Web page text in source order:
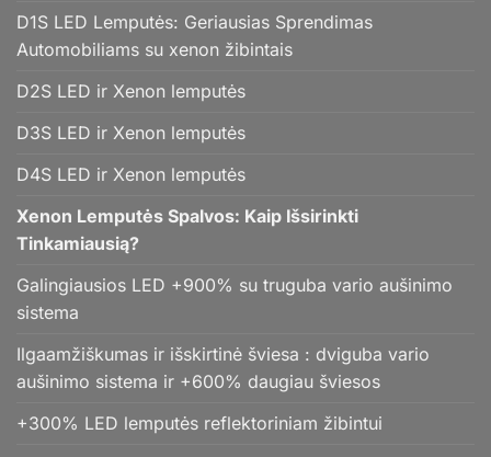
D1S LED Lemputės: Geriausias Sprendimas
Automobiliams su xenon žibintais
D2S LED ir Xenon lemputės
D3S LED ir Xenon lemputės
D4S LED ir Xenon lemputės
Xenon Lemputės Spalvos: Kaip Išsirinkti
Tinkamiausią?
Galingiausios LED +900% su truguba vario aušinimo
sistema
Ilgaamžiškumas ir išskirtinė šviesa : dviguba vario
aušinimo sistema ir +600% daugiau šviesos
+300% LED lemputės reflektoriniam žibintui